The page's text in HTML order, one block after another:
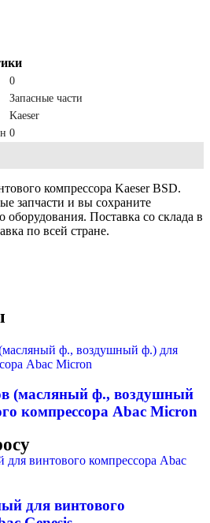
0
Запасные части
Kaeser
0
компрессора Kaeser BSD.
запчасти и вы сохраните
оборудования. Поставка со склада в
по всей стране.
(масляный ф., воздушный
компрессора Abac Micron
для винтового